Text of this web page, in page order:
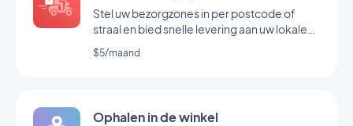
Stel uw bezorgzones in per postcode of
straal en bied snelle levering aan uw lokale
gemeenschap
$5/maand
Ophalen in de winkel